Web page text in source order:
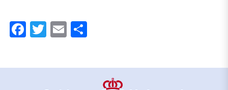
Facebook
Twitter
Email